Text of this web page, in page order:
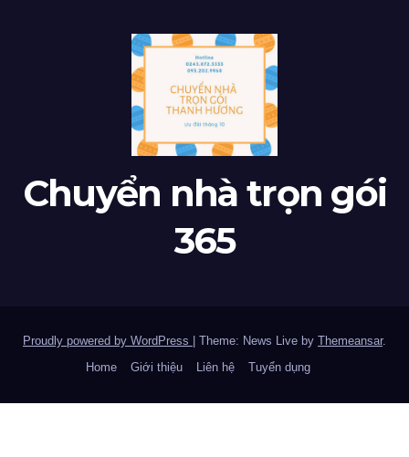
Chuyển nhà trọn gói
365
Proudly powered by WordPress Theme: News Live by Themeansar.
Home
Giới thiệu Liên hệ Tuyển dụng